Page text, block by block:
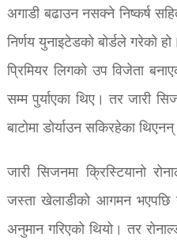
अगाडी बढाउन नसक्ने निष्कर्ष
निर्णय युनाइटेडको बोर्डले
प्रिमियर लिगको उप विजेता
सम्म पुर्याएका थिए। तर जारी
बाटोमा डोर्याउन सकिरहेका
जारी सिजनमा क्रिस्टियानो
जस्ता खेलाडीको आगमन भएपछि
अनुमान गरिएको थियो। तर